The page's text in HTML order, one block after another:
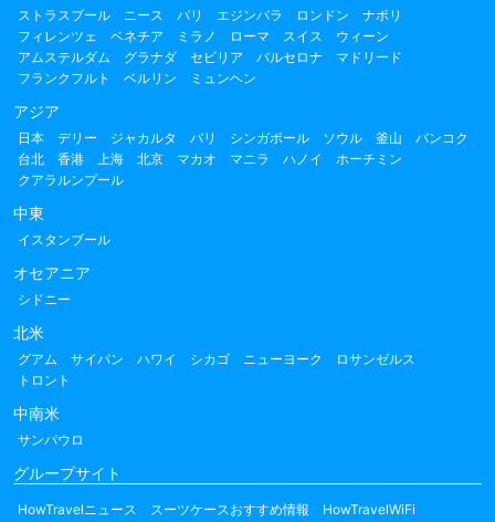
ストラスブール ニース パリ エジンバラ ロンドン
ナポリ
フィレンツェ
ベネチア ミラノ ローマ スイス
ウィーン
アムステルダム
グラナダ セビリア バルセロナ
マドリード
フランクフルト
ベルリン ミュンヘン
アジア
日本 デリー ジャカルタ バリ シンガポール ソウル 釜山
バンコク
台北
香港 上海 北京 マカオ マニラ ハノイ
ホーチミン
クアラルンプール
中東
イスタンブール
オセアニア
シドニー
北米
グアム サイパン ハワイ シカゴ ニューヨーク
ロサンゼルス
トロント
中南米
サンパウロ
グループサイト
HowTravelニュース スーツケースおすすめ情報 HowTravelWiFi